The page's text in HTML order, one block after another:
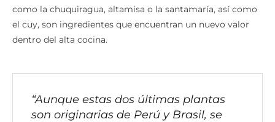
como la chuquiragua, altamisa o la santamaría, así como
el cuy, son ingredientes que encuentran un nuevo valor
dentro del alta cocina.
“Aunque estas dos últimas plantas
son originarias de Perú y Brasil, se